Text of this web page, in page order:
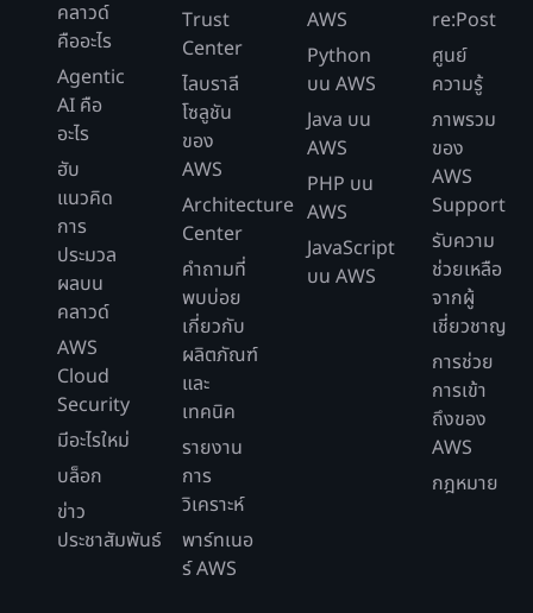
คลาวด์
คืออะไร
Agentic
AI คือ
อะไร
ฮับ
แนวคิด
การ
ประมวล
ผลบน
คลาวด์
AWS
Cloud
Security
มีอะไรใหม่
บล็อก
ข่าว
ประชาสัมพันธ์
Trust
Center
ไลบราลี
โซลูชัน
ของ
AWS
Architecture
Center
คำถามที่
พบบ่อย
เกี่ยวกับ
ผลิตภัณฑ์
และ
เทคนิค
รายงาน
การ
วิเคราะห์
พาร์ทเนอ
ร์ AWS
AWS
Python
บน AWS
Java บน
AWS
PHP บน
AWS
JavaScript
บน AWS
re:Post
ศูนย์
ความรู้
ภาพรวม
ของ
AWS
Support
รับความ
ช่วยเหลือ
จากผู้
เชี่ยวชาญ
การช่วย
การเข้า
ถึงของ
AWS
กฎหมาย